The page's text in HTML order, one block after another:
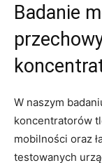
Badanie
W naszym
koncentratorów
mobilności oraz
testowanych